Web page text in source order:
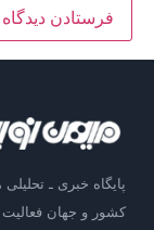
پایگاه خبری ـ
کشور و جهان فعالیت